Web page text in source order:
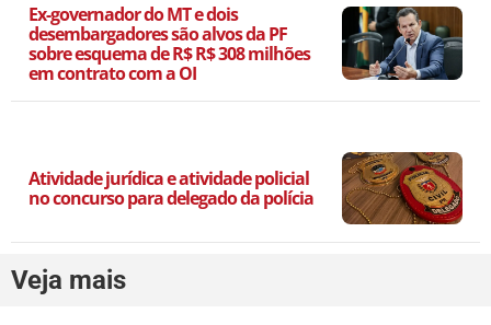
Ex-governador do MT e dois
desembargadores são alvos da PF
sobre esquema de R$ R$ 308 milhões
em contrato com a OI
Atividade jurídica e atividade policial
no concurso para delegado da polícia
Veja mais